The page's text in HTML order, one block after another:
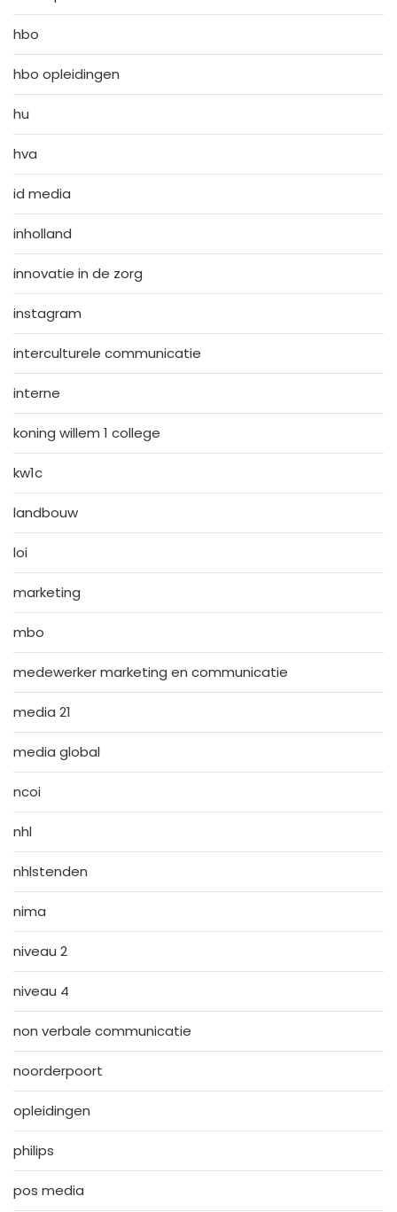
hbo
hbo opleidingen
hu
hva
id media
inholland
innovatie in de zorg
instagram
interculturele communicatie
interne
koning willem 1 college
kw1c
landbouw
loi
marketing
mbo
medewerker marketing en communicatie
media 21
media global
ncoi
nhl
nhlstenden
nima
niveau 2
niveau 4
non verbale communicatie
noorderpoort
opleidingen
philips
pos media